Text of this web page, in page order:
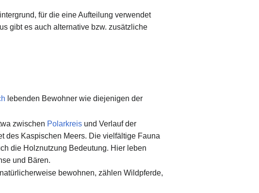
für die eine Aufteilung verwendet
gibt es auch alternative bzw. zusätzliche
lebenden Bewohner wie diejenigen der
zwischen Polarkreisund Verlauf der
des Kaspischen Meers. Die vielfältige Fauna
die Holznutzung Bedeutung. Hier leben
und Bären.
bewohnen, zählen Wildpferde,